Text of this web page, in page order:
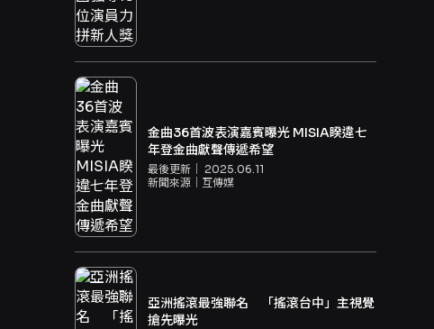
金曲36首波表演嘉賓曝光 MISIA睽違七
年登金曲獻聲傳遞希望
最後更新｜ 2025.06.11
新聞來源｜ 互傳媒
亞洲搖滾最強聯名 「搖滾台中」主視覺
搶先曝光